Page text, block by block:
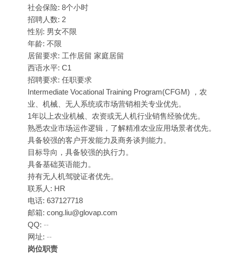
社会保险: 8个小时
招聘人数: 2
性别: 男女不限
年龄: 不限
居留要求: 工作居留 家庭居留
西语水平: C1
招聘要求: 任职要求
Intermediate Vocational Training Program(CFGM) ，农
业、机械、无人系统或市场营销相关专业优先。
1年以上农业机械、农资或无人机行业销售经验优先。
熟悉农业市场运作逻辑，了解精准农业应用场景者优先。
具备较强的客户开发能力及商务谈判能力。
目标导向，具备较强的执行力。
具备基础英语能力。
持有无人机驾驶证者优先。
联系人: HR
电话: 637127718
邮箱: cong.liu@glovap.com
QQ: --
网址: --
岗位职责